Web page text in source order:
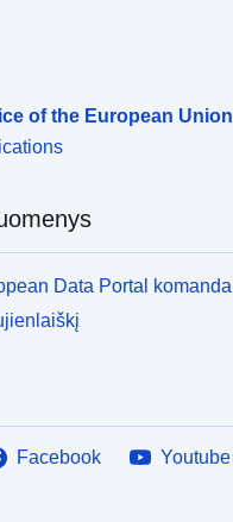
of the European Union
Data Portal komanda
Facebook
Youtube